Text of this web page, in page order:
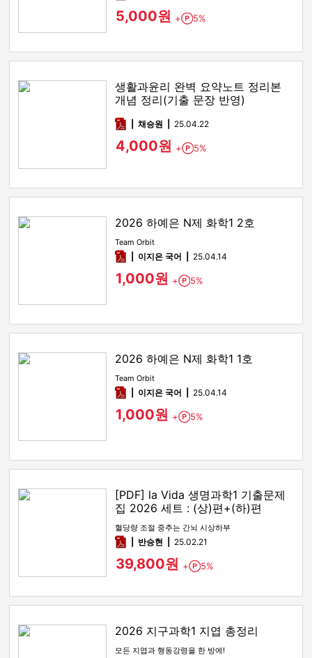
5,000원 + Point
5%
생활과윤리 완벽 요약노트 정리본
개념 정리(기출 문장 반영)
pdf채승원 25.04.22
4,000원 + Point
5%
2026 하예은 N제 화학1 2호
Team Orbit
pdf이지은 국어 25.04.14
1,000원 + Point
5%
2026 하예은 N제 화학1 1호
Team Orbit
pdf이지은 국어 25.04.14
1,000원 + Point
5%
[PDF] la Vida 생명과학1 기출문제
집 2026 세트 : (상)편+(하)편
혈당량 조절 중추는 간뇌 시상하부
pdf반승현 25.02.21
39,800원 + Point
5%
2026 지구과학1 지엽 총정리
모든 지엽과 행동강령을 한 방에!